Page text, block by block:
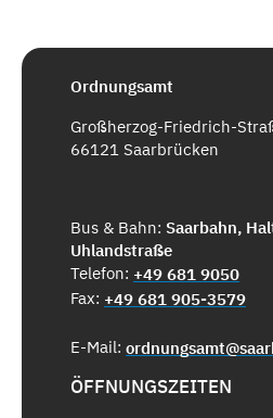
Ordnungsamt
Großherzog-Friedrich-
66121 Saarbrücken
Bus & Bahn: Saarbahn,
Uhlandstraße
Telefon: +49 681 9050
Fax: +49 681 905-3579
E-Mail:
ÖFFNUNGSZEITEN